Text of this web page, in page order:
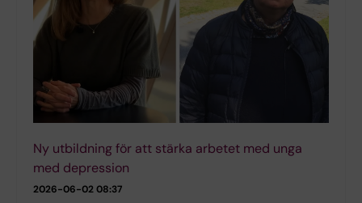
Ny utbildning för att stärka arbetet med unga
med depression
2026-06-02 08:37